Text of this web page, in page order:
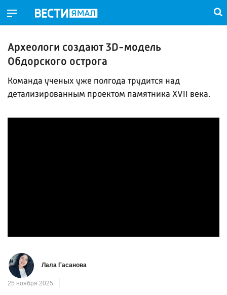
Археологи создают 3D-модель
Обдорского острога
Команда ученых уже полгода трудится над
детализированным проектом памятника XVII века.
Лала Гасанова
25 ноября 2025